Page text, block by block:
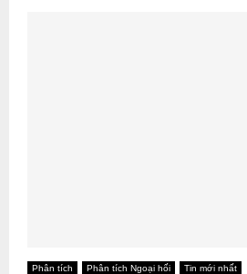
Phân tích Phân tích Ngoại hối Tin mới nhất